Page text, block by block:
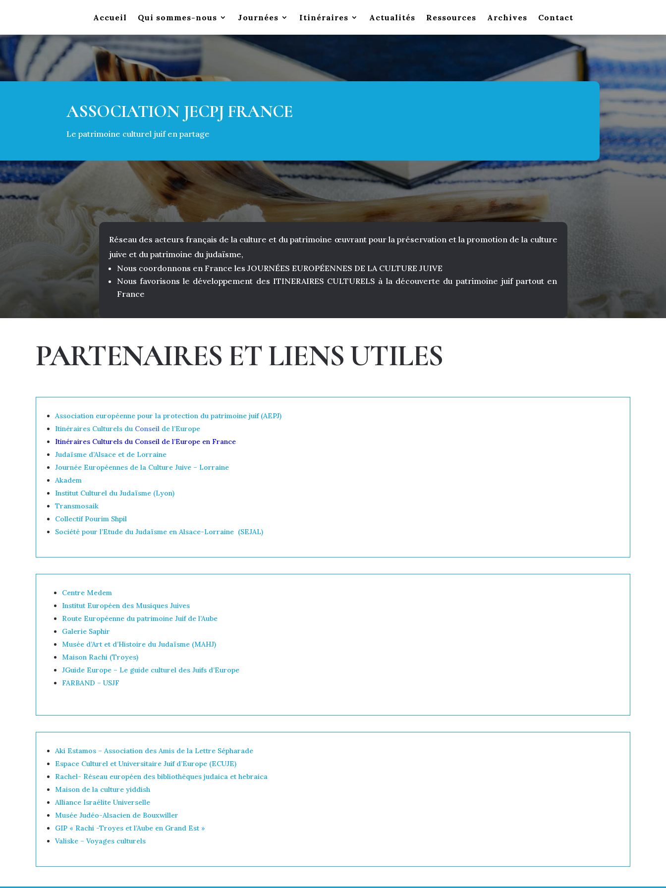
Accueil Qui sommes-nous Journées Itinéraires Actualités Ressources Archives Contact
ASSOCIATION JECPJ FRANCE
Le patrimoine culturel juif en partage
Réseau des acteurs français de la culture et du patrimoine œuvrant pour la préservation et la promotion de la culture
juive et du patrimoine du judaïsme,
Nous coordonnons en France les JOURNÉES EUROPÉENNES DE LA CULTURE JUIVE
Nous favorisons le développement des ITINERAIRES CULTURELS à la découverte du patrimoine juif partout en
France
PARTENAIRES ET LIENS UTILES
Association européenne pour la protection du patrimoine juif (AEPJ)
Itinéraires Culturels du Conseil de l’Europe
Itinéraires Culturels du Conseil de l’Europe en France
Judaïsme d’Alsace et de Lorraine
Journée Européennes de la Culture Juive – Lorraine
Akadem
Institut Culturel du Judaïsme (Lyon)
Transmosaik
Collectif Pourim Shpil
Société pour l’Etude du Judaïsme en Alsace-Lorraine (SEJAL)
Centre Medem
Institut Européen des Musiques Juives
Route Européenne du patrimoine Juif de l’Aube
Galerie Saphir
Musée d’Art et d’Histoire du Judaïsme (MAHJ)
Maison Rachi (Troyes)
JGuide Europe – Le guide culturel des Juifs d’Europe
FARBAND – USJF
Aki Estamos – Association des Amis de la Lettre Sépharade
Espace Culturel et Universitaire Juif d’Europe (ECUJE)
Rachel- Réseau européen des bibliothèques judaica et hebraica
Maison de la culture yiddish
Alliance Israélite Universelle
Musée Judéo-Alsacien de Bouxwiller
GIP « Rachi -Troyes et l’Aube en Grand Est »
Valiske – Voyages culturels